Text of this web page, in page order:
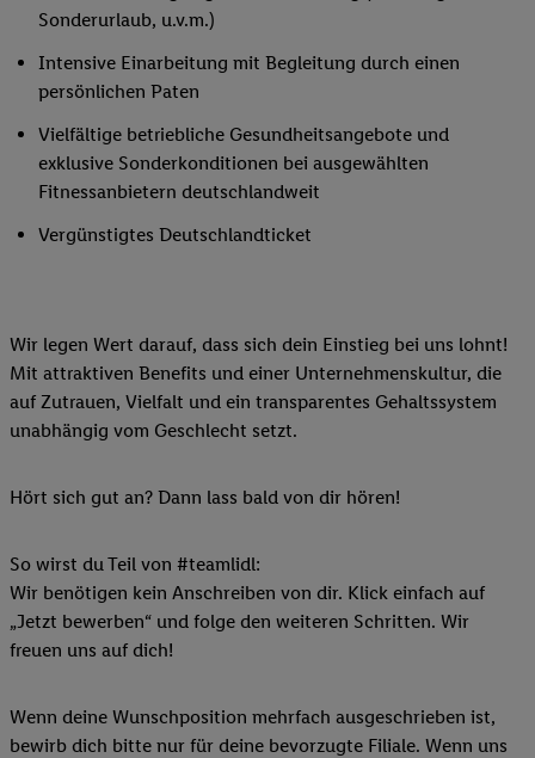
Sonderurlaub, u.v.m.)
Intensive Einarbeitung mit Begleitung durch einen
persönlichen Paten
Vielfältige betriebliche Gesundheitsangebote und
exklusive Sonderkonditionen bei ausgewählten
Fitnessanbietern deutschlandweit
Vergünstigtes Deutschlandticket
Wir legen Wert darauf, dass sich dein Einstieg bei uns lohnt!
Mit attraktiven Benefits und einer Unternehmenskultur, die
auf Zutrauen, Vielfalt und ein transparentes Gehaltssystem
unabhängig vom Geschlecht setzt.
Hört sich gut an? Dann lass bald von dir hören!
So wirst du Teil von #teamlidl:
Wir benötigen kein Anschreiben von dir. Klick einfach auf
„Jetzt bewerben“ und folge den weiteren Schritten. Wir
freuen uns auf dich!
Wenn deine Wunschposition mehrfach ausgeschrieben ist,
bewirb dich bitte nur für deine bevorzugte Filiale. Wenn uns